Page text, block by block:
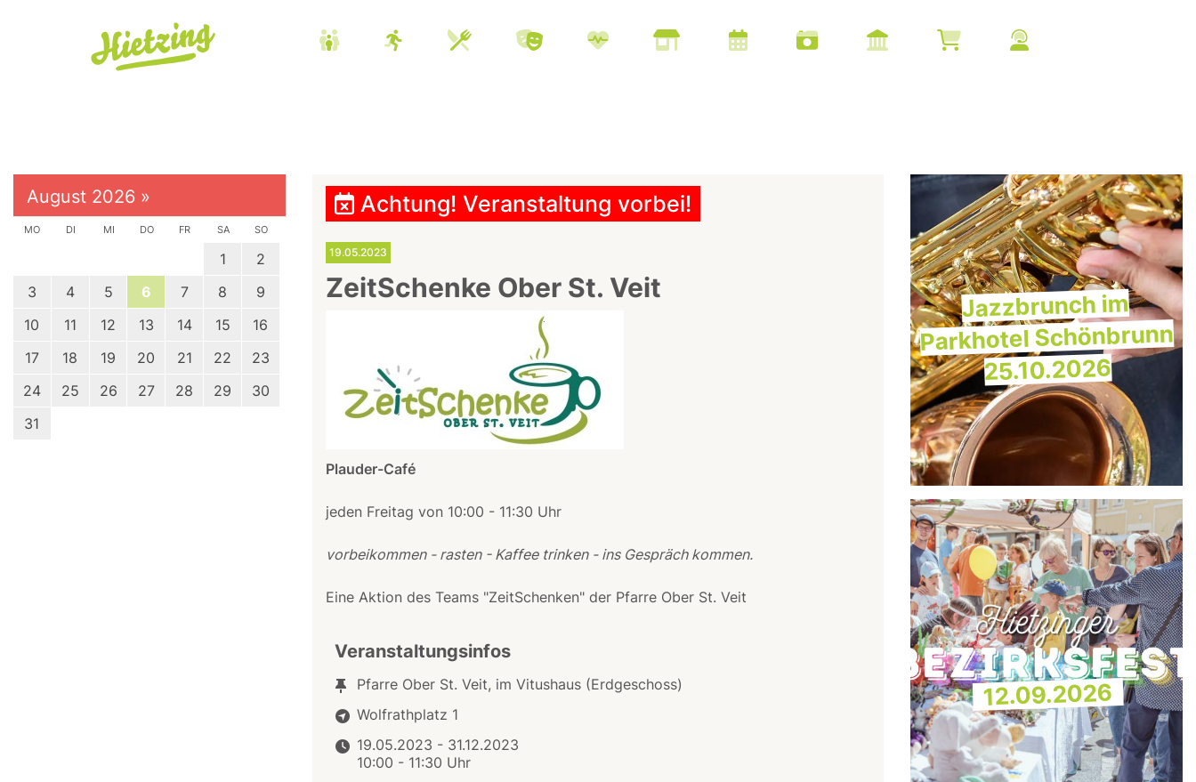
August 2026 »
MO DI MI DO FR SA SO
1
2
3
4 5 6 7 8
9
10
11 12 13 14 15
16
17
18 19 20 21 22
23
24
25 26 27 28 29
30
31
Achtung! Veranstaltung vorbei!
19.05.2023
ZeitSchenke Ober St. Veit
Plauder-Café
jeden Freitag von 10:00 - 11:30 Uhr
vorbeikommen - rasten - Kaffee trinken - ins Gespräch kommen.
Eine Aktion des Teams "ZeitSchenken" der Pfarre Ober St. Veit
Veranstaltungsinfos
Pfarre Ober St. Veit, im Vitushaus (Erdgeschoss)
Wolfrathplatz 1
19.05.2023 - 31.12.2023
10:00 - 11:30 Uhr
Jazzbrunch im
Parkhotel Schönbrunn
25.10.2026
12.09.2026